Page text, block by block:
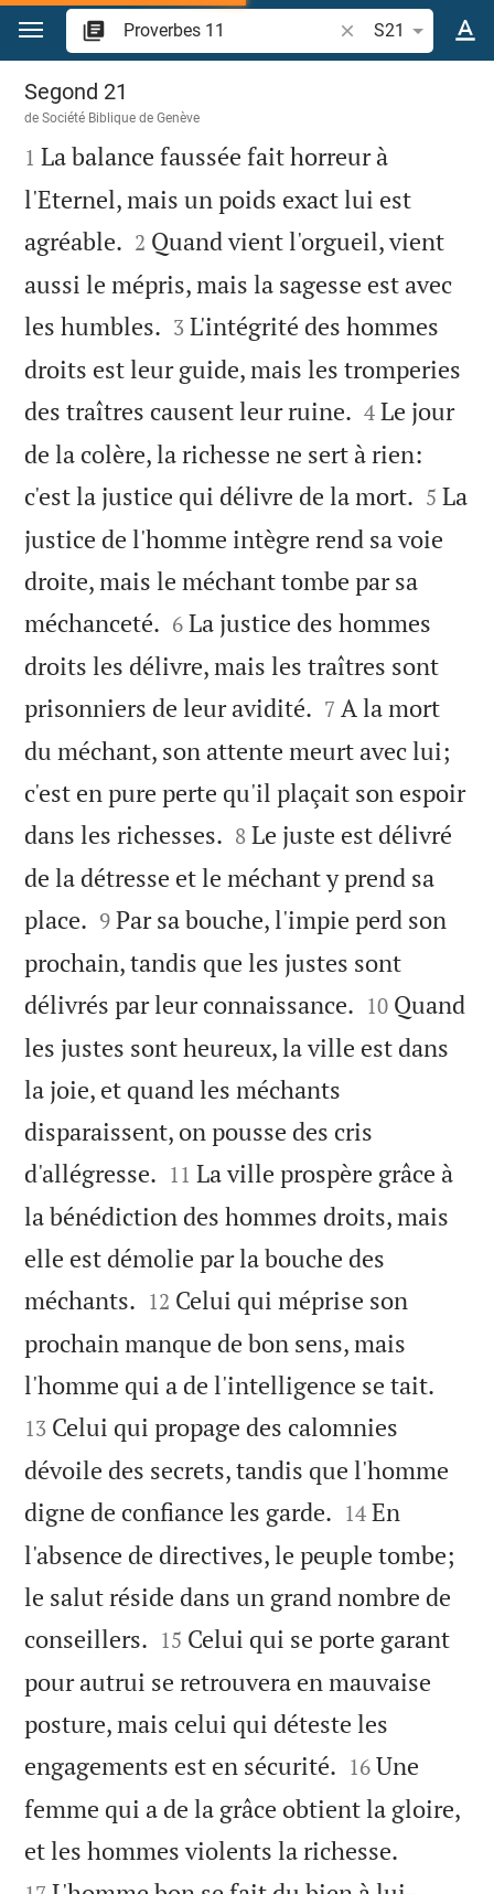
Aller vers contenu
Recherche d'un
S21
Proverbes 11
Segond 21
deSociété Biblique de Genève

1 La balance faussée fait horreur à
l'Eternel, mais un poids exact lui est
agréable. 

2 Quand vient l'orgueil, vient
aussi le mépris, mais la sagesse est avec
les humbles. 

3 L'intégrité des hommes
droits est leur guide, mais les tromperies
des traîtres causent leur ruine. 

4 Le jour
de la colère, la richesse ne sert à rien:
c'est la justice qui délivre de la mort. 

5 La
justice de l'homme intègre rend sa voie
droite, mais le méchant tombe par sa
méchanceté. 

6 La justice des hommes
droits les délivre, mais les traîtres sont
prisonniers de leur avidité. 

7 A la mort
du méchant, son attente meurt avec lui;
c'est en pure perte qu'il plaçait son espoir
dans les richesses. 

8 Le juste est délivré
de la détresse et le méchant y prend sa
place. 

9 Par sa bouche, l'impie perd son
prochain, tandis que les justes sont
délivrés par leur connaissance. 

10 Quand
les justes sont heureux, la ville est dans
la joie, et quand les méchants
disparaissent, on pousse des cris
d'allégresse. 

11 La ville prospère grâce à
la bénédiction des hommes droits, mais
elle est démolie par la bouche des
méchants. 

12 Celui qui méprise son
prochain manque de bon sens, mais
l'homme qui a de l'intelligence se tait.
13 Celui qui propage des calomnies
dévoile des secrets, tandis que l'homme
digne de confiance les garde. 

14 En
l'absence de directives, le peuple tombe;
le salut réside dans un grand nombre de
conseillers. 

15 Celui qui se porte garant
pour autrui se retrouvera en mauvaise
posture, mais celui qui déteste les
engagements est en sécurité. 

16 Une
femme qui a de la grâce obtient la gloire,
et les hommes violents la richesse.